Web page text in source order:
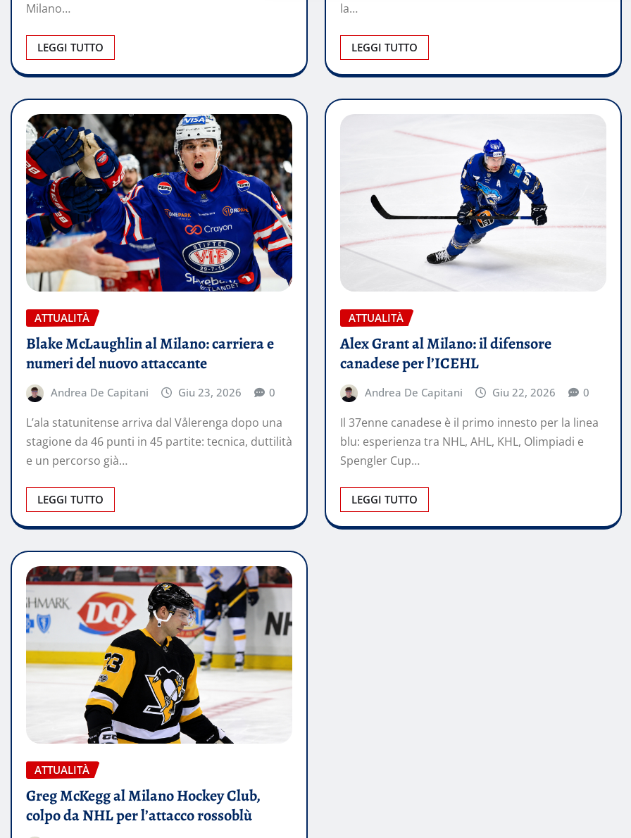
Milano…
LEGGI TUTTO
la…
LEGGI TUTTO
ATTUALITÀ
Blake McLaughlin al Milano: carriera e
numeri del nuovo attaccante
Andrea De Capitani Giu 23, 2026 0
L’ala statunitense arriva dal Vålerenga dopo una
stagione da 46 punti in 45 partite: tecnica, duttilità
e un percorso già…
LEGGI TUTTO
ATTUALITÀ
Alex Grant al Milano: il difensore
canadese per l’ICEHL
Andrea De Capitani Giu 22, 2026 0
Il 37enne canadese è il primo innesto per la linea
blu: esperienza tra NHL, AHL, KHL, Olimpiadi e
Spengler Cup…
LEGGI TUTTO
ATTUALITÀ
Greg McKegg al Milano Hockey Club,
colpo da NHL per l’attacco rossoblù